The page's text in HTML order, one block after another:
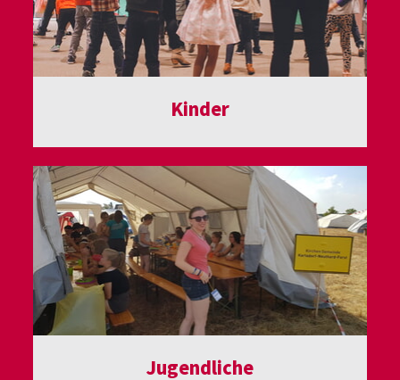
Kinder
Jugendliche